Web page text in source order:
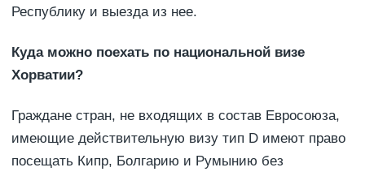
Республику и выезда из нее.
Куда можно поехать по национальной визе
Хорватии?
Граждане стран, не входящих в состав Евросоюза,
имеющие действительную визу тип D имеют право
посещать Кипр, Болгарию и Румынию без